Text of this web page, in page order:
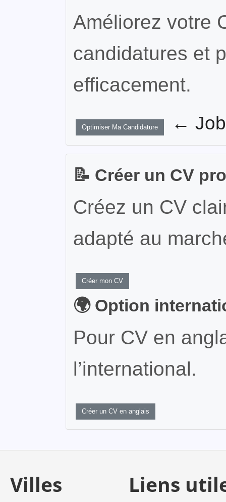
Améliorez votre
candidatures et
efficacement.
Optimiser Ma Candidature ←
📝 Créer un CV
Créez un CV
adapté au
Créer mon CV
🌍 Option
Pour CV en
l’international.
Créer un CV en anglais
Villes
Liens